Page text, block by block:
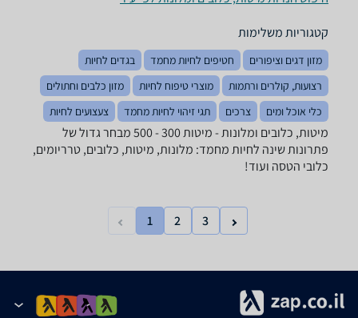
קטגוריות משלימות
מזון דגים וציפורים חטיפים לחיות מחמד
בגדים לחיות
רצועות, קולרים ורתמות
מוצרי טיפוח לחיות
מזון כלבים וחתולים
כלי אוכל ומים
צרכים תגי זיהוי לחיות מחמד צעצועים לחיות
מיטות, כלובים ומלונות - ‏מיטות ‏300 - 500 מבחר גדול של
פתרונות שינה לחיות מחמד: מלונות, מיטות, כלובים, טרריומים,
כלובי הטסה ועוד!
1 2 3